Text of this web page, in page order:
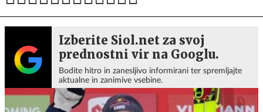
Izberite Siol.net za svoj
prednostni vir na Googlu.
Bodite hitro in zanesljivo informirani ter spremljajte
aktualne in zanimive vsebine.